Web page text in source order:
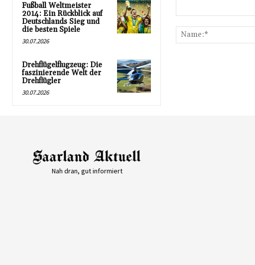
Fußball Weltmeister
2014: Ein Rückblick auf
Deutschlands Sieg und
die besten Spiele
30.07.2026
Drehflügelflugzeug: Die
faszinierende Welt der
Drehflügler
30.07.2026
Nah dran, gut informiert